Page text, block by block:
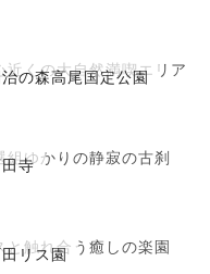
の森高尾国定公園
近くの大自然満喫エリア
寺
組ゆかりの静寂の古刹
リス園
と触れ合う癒しの楽園